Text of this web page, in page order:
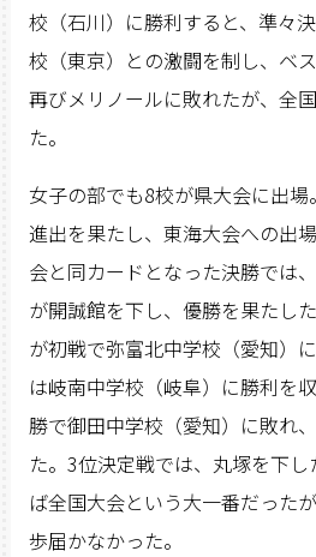
校（石川）に勝利すると、準々
校（東京）との激闘を制し、ベ
再びメリノールに敗れたが、全
た。
女子の部でも8校が県大会に出
進出を果たし、東海大会への出
会と同カードとなった決勝では
が開誠館を下し、優勝を果たし
が初戦で弥富北中学校（愛知）
は岐南中学校（岐阜）に勝利を
勝で御田中学校（愛知）に敗れ
た。3位決定戦では、丸塚を下
ば全国大会という大一番だった
歩届かなかった。